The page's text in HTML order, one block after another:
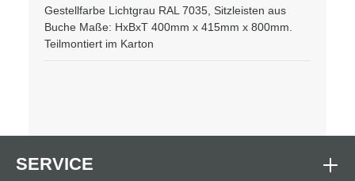
Gestellfarbe Lichtgrau RAL 7035, Sitzleisten aus
Buche Maße: HxBxT 400mm x 415mm x 800mm.
Teilmontiert im Karton
SERVICE